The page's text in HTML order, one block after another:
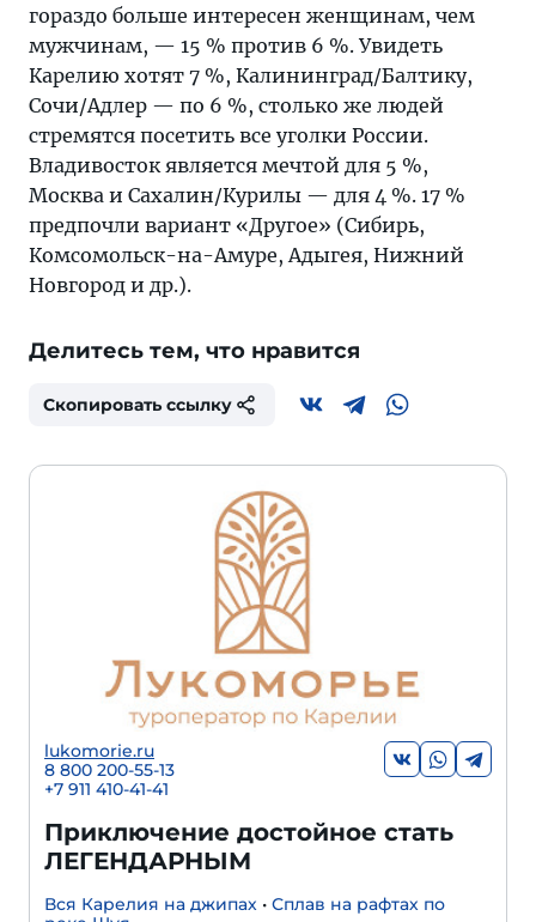
гораздо больше интересен женщинам, чем
мужчинам, — 15 % против 6 %. Увидеть
Карелию хотят 7 %, Калининград/Балтику,
Сочи/Адлер — по 6 %, столько же людей
стремятся посетить все уголки России.
Владивосток является мечтой для 5 %,
Москва и Сахалин/Курилы — для 4 %. 17 %
предпочли вариант «Другое» (Сибирь,
Комсомольск-на-Амуре, Адыгея, Нижний
Новгород и др.).
Делитесь тем, что нравится
Скопировать ссылку
lukomorie.ru
8 800 200-55-13
+7 911 410-41-41
Приключение достойное стать
ЛЕГЕНДАРНЫМ
Вся Карелия на джипах • Сплав на рафтах по